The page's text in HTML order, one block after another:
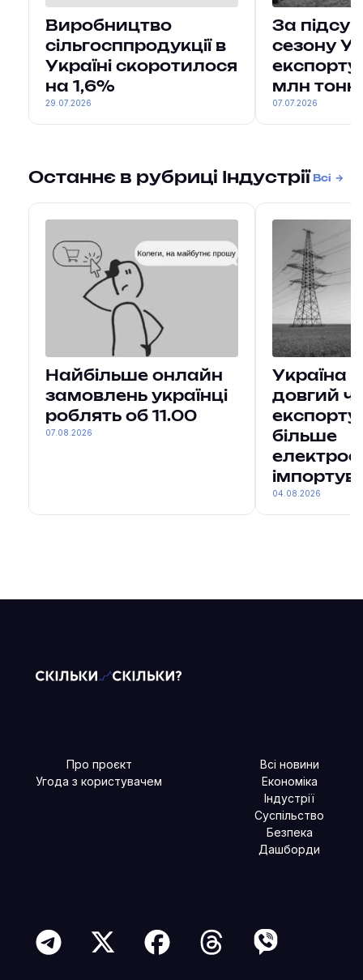
Виробництво
сільгосппродукції в
Україні скоротилося
на 1,6%
29.07.2026
За
сезону
млн тонн
07.07.2026
Останнє в рубриці Індустрії Всі
Найбільше онлайн
замовлень українці
роблять об 11.00
07.08.2026
Україна
довгий
більше
04.08.2026
Про проєкт
Угода з користувачем
Всі новини
Економіка
Індустрії
Суспільство
Безпека
Дашборди
Читайте більше в наших соцмережах